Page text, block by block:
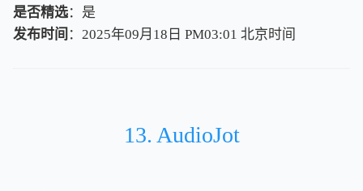
是否精选：是
发布时间 ：2025年09月18日 PM03:01 北京时间
北京时间
13. AudioJot